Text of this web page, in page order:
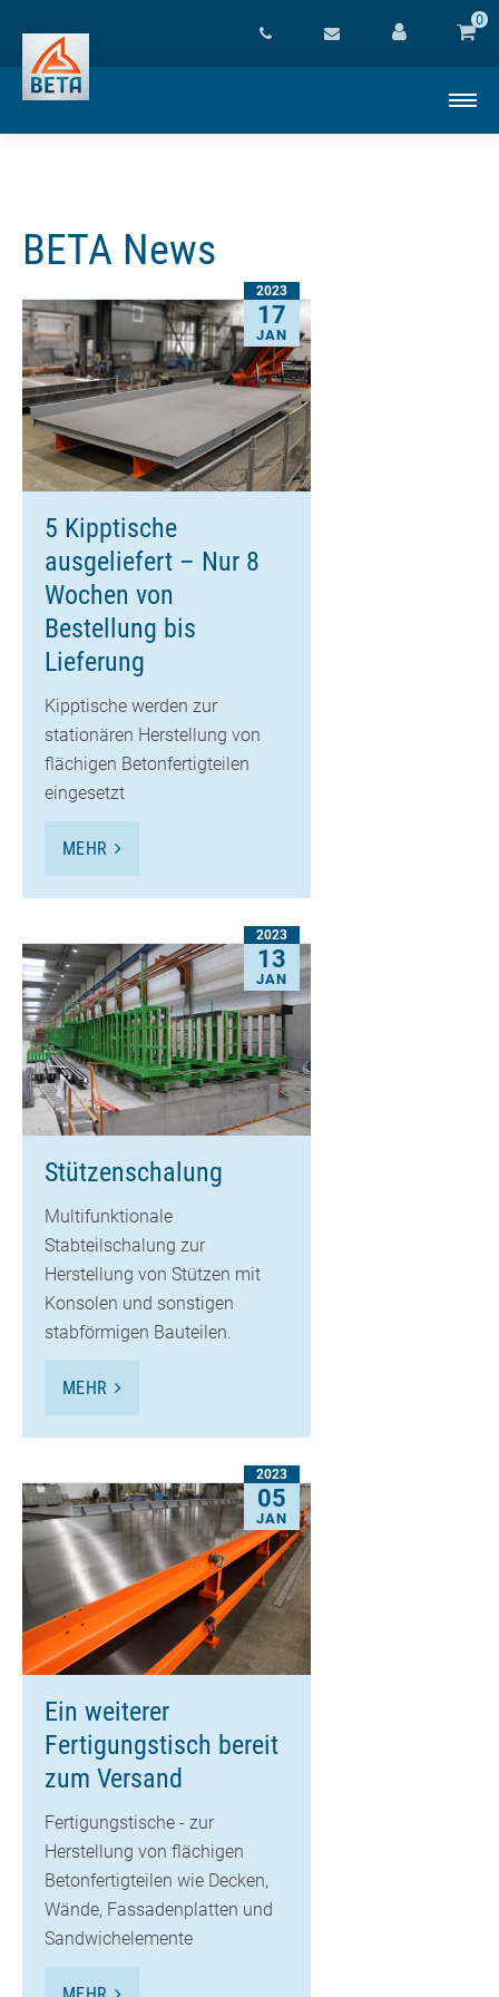
0
BETA News
2023
17
JAN
5 Kipptische
ausgeliefert – Nur 8
Wochen von
Bestellung bis
Lieferung
Kipptische werden zur
stationären Herstellung von
flächigen Betonfertigteilen
eingesetzt
MEHR
2023
13
JAN
Stützenschalung
Multifunktionale
Stabteilschalung zur
Herstellung von Stützen mit
Konsolen und sonstigen
stabförmigen Bauteilen.
MEHR
2023
05
JAN
Ein weiterer
Fertigungstisch bereit
zum Versand
Fertigungstische - zur
Herstellung von flächigen
Betonfertigteilen wie Decken,
Wände, Fassadenplatten und
Sandwichelemente